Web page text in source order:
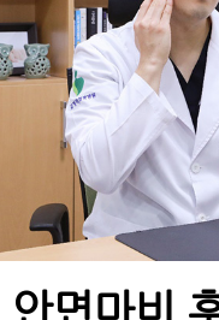
안면마비